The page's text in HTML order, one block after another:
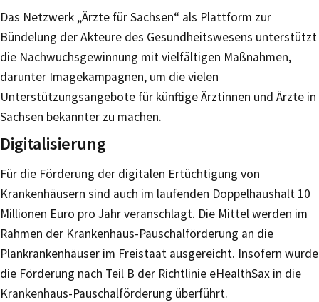
Das Netzwerk „Ärzte für Sachsen“ als Plattform zur
Bündelung der Akteure des Gesundheitswesens unterstützt
die Nachwuchsgewinnung mit vielfältigen Maßnahmen,
darunter Imagekampagnen, um die vielen
Unterstützungsangebote für künftige Ärztinnen und Ärzte in
Sachsen bekannter zu machen.
Digitalisierung
Für die Förderung der digitalen Ertüchtigung von
Krankenhäusern sind auch im laufenden Doppelhaushalt 10
Millionen Euro pro Jahr veranschlagt. Die Mittel werden im
Rahmen der Krankenhaus-Pauschalförderung an die
Plankrankenhäuser im Freistaat ausgereicht. Insofern wurde
die Förderung nach Teil B der Richtlinie eHealthSax in die
Krankenhaus-Pauschalförderung überführt.